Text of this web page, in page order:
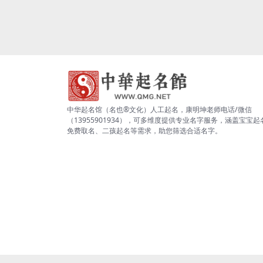
中华起名馆（名也®文化）人工起名，康明坤老师电话/微信
（13955901934），可多维度提供专业名字服务，涵盖宝宝起
免费取名、二孩起名等需求，助您筛选合适名字。